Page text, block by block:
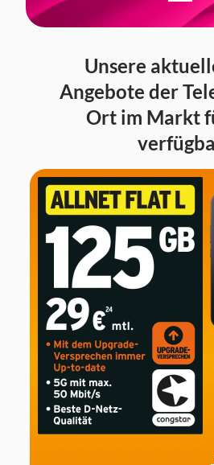
Unsere
Angebote der
Ort im Markt